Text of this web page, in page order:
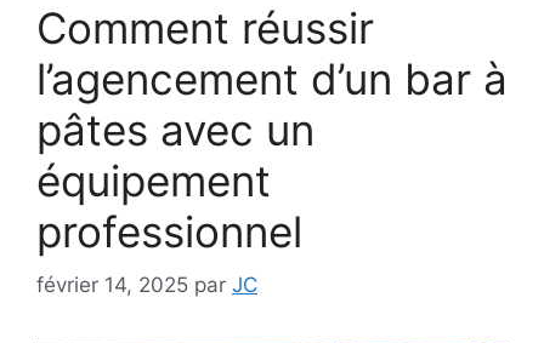
Comment réussir
l’agencement d’un bar à
pâtes avec un
équipement
professionnel
février 14, 2025 par JC